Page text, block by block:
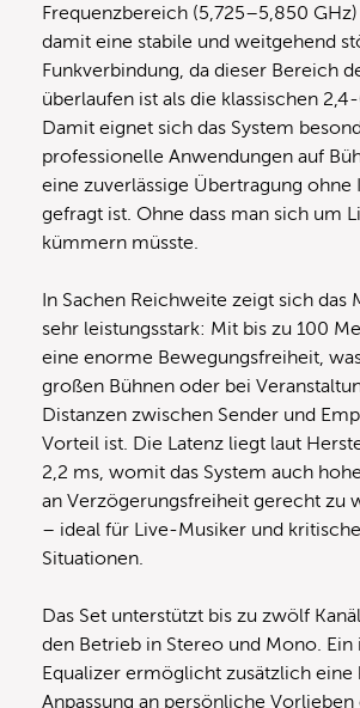
Frequenzbereich (5,725–5,850
damit eine stabile und weitgehend
Funkverbindung, da dieser Bereich
überlaufen ist als die klassischen
Damit eignet sich das System
professionelle Anwendungen auf
eine zuverlässige Übertragung ohne
gefragt ist. Ohne dass man sich um
kümmern müsste.
In Sachen Reichweite zeigt sich das
sehr leistungsstark: Mit bis zu 100
eine enorme Bewegungsfreiheit,
großen Bühnen oder bei
Distanzen zwischen Sender und
Vorteil ist. Die Latenz liegt laut
2,2 ms, womit das System auch
an Verzögerungsfreiheit gerecht zu
– ideal für Live-Musiker und
Situationen.
Das Set unterstützt bis zu zwölf
den Betrieb in Stereo und Mono.
Equalizer ermöglicht zusätzlich eine
Anpassung an persönliche